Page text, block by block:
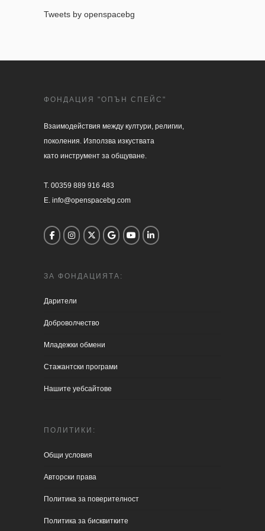
Tweets by openspacebg
ФОНДАЦИЯ "ОПЪН СПЕЙС"
Взаимодействия между култури, религии,
поколения. Използва изкуствата
като инструмент за общуване.
T. 00359 889 916 483
E. info@openspacebg.com
ЗА ФОНДАЦИЯТА:
Дарители
Доброволчество
Младежки обмени
Стажантски програми
Нашите уебсайтове
ПОЛИТИКИ:
Общи условия
Aвторски права
Политика за поверителност
Политика за бисквитките